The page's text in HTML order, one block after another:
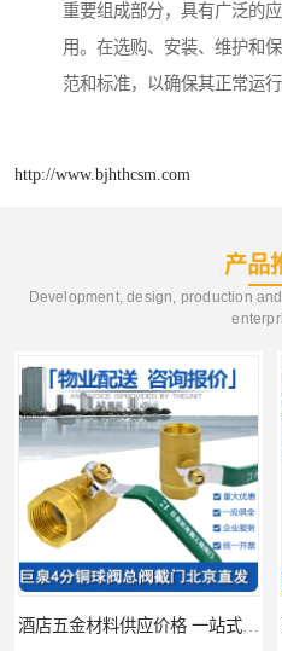
重要组成部分，具有广泛的
用。在选购、安装、维护和
范和标准，以确保其正常运行
http://www.bjhthcsm.com
产品
Development, design, production